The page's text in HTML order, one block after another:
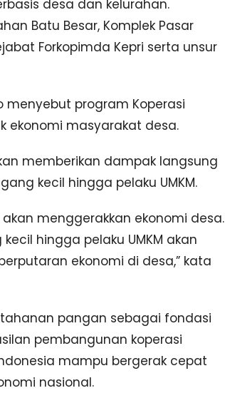
desa dan kelurahan.
Batu Besar, Komplek Pasar
Forkopimda Kepri serta unsur
menyebut program Koperasi
ekonomi masyarakat desa.
memberikan dampak langsung
kecil hingga pelaku UMKM.
akan menggerakkan ekonomi desa.
hingga pelaku UMKM akan
ekonomi di desa,” kata
pangan sebagai fondasi
pembangunan koperasi
mampu bergerak cepat
nasional.